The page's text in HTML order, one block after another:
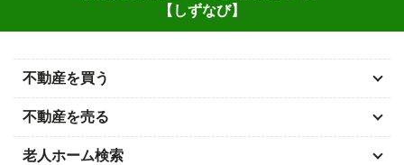
【しずなび】
不動産を買う
不動産を売る
老人ホーム検索